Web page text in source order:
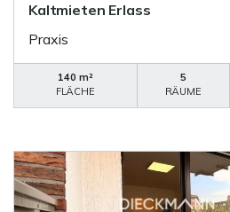
Kaltmieten Erlass
Praxis
140 m²
FLÄCHE
5
RÄUME